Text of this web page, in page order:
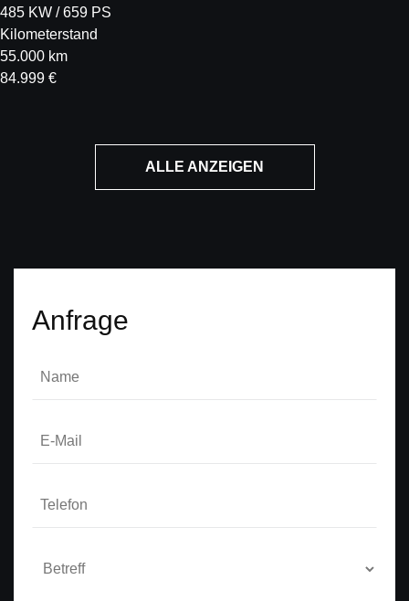
485 KW / 659 PS
Kilometerstand
55.000 km
84.999 €
ALLE ANZEIGEN
Anfrage